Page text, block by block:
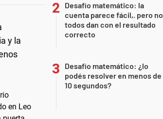
y la
Desafío matemático: la
cuenta parece fácil,. pero no
todos dan con el resultado
correcto
Desafío matemático: ¿lo
podés resolver en menos de
10 segundos?